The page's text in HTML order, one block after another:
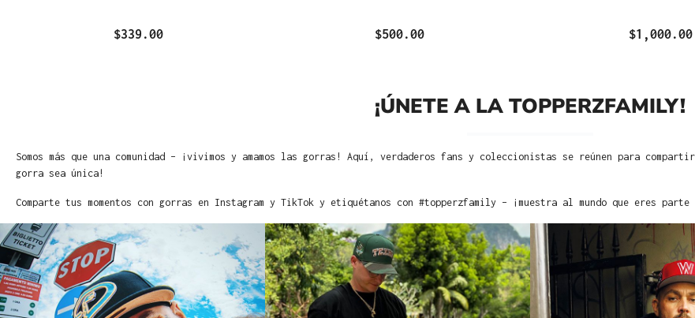
$339.00 $500.00 $1,000.00
¡ÚNETE A LA TOPPERZFAMILY!
Somos más que una comunidad – ¡vivimos y amamos las gorras! Aquí, verdaderos fans y coleccionistas se reúnen para
gorra sea única!
Comparte tus momentos con gorras en Instagram y TikTok y etiquétanos con #topperzfamily – ¡muestra al mundo que eres